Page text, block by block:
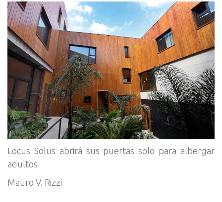
Locus Solus abrirá sus puertas solo para albergar
adultos
Mauro V. Rizzi